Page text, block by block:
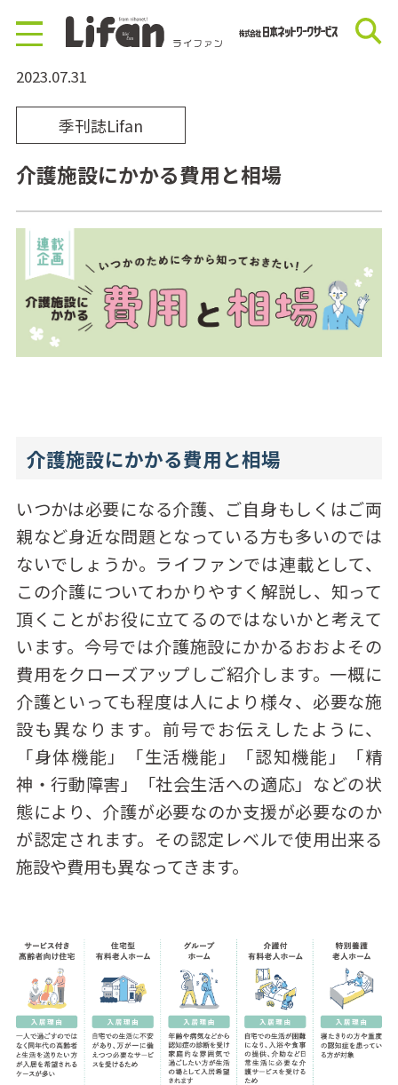
2023.07.31
季刊誌Lifan
介護施設にかかる費用と相場
介護施設にかかる費用と相場
いつかは必要になる介護、ご自身もしくはご両
親など身近な問題となっている方も多いのでは
ないでしょうか。ライファンでは連載として、
この介護についてわかりやすく解説し、知って
頂くことがお役に立てるのではないかと考えて
います。今号では介護施設にかかるおおよその
費用をクローズアップしご紹介します。一概に
介護といっても程度は人により様々、必要な施
設も異なります。前号でお伝えしたように、
「身体機能」「生活機能」「認知機能」「精
神・行動障害」「社会生活への適応」などの状
態により、介護が必要なのか支援が必要なのか
が認定されます。その認定レベルで使用出来る
施設や費用も異なってきます。